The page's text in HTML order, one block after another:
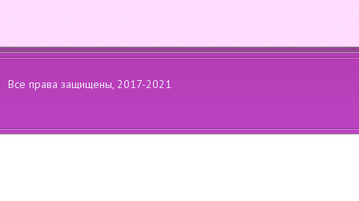
Все права защищены, 2017-2021